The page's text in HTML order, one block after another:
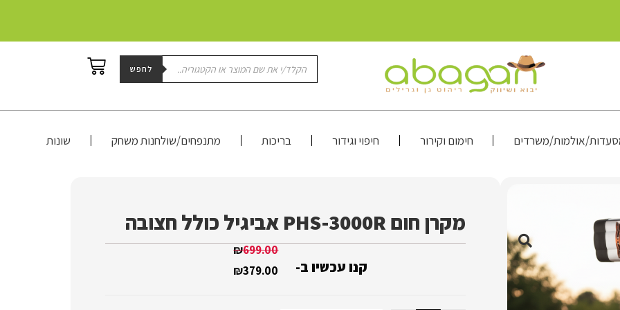
לחפש
אולמות/משרדים חימום וקירור חיפוי וגידור בריכות מתנפחים/שולחנות משחק שונות
מקרן חום PHS-3000R ‏אביגיל כולל חצובה
קנו עכשיו ב-
₪699.00
₪379.00